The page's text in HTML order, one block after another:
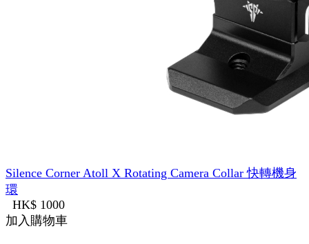
Silence Corner Atoll X Rotating Camera Collar 快轉機身
環
HK$ 1000
加入購物車